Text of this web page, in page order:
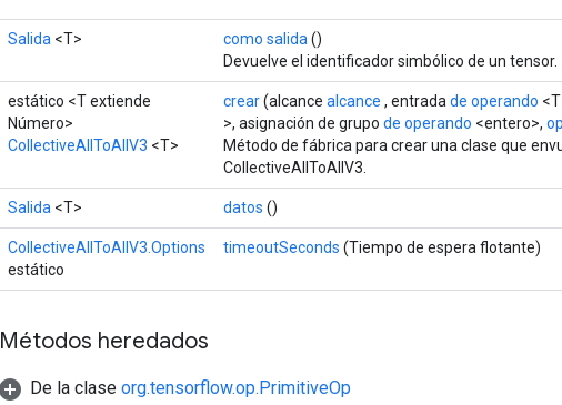
Salida <T> como salida ()
Devuelve el identificador simbólico de un tensor.
estático <T extiende
Número>
CollectiveAllToAllV3 <T>
crear(alcance alcance , entrada de operando
>, asignación de grupo de operando <entero>,
Método de fábrica para crear una clase que
CollectiveAllToAllV3.
Salida <T> datos ()
CollectiveAllToAllV3.Options
estático
timeoutSeconds (Tiempo de espera flotante)
Métodos heredados
De la clase org.tensorflow.op.PrimitiveOp